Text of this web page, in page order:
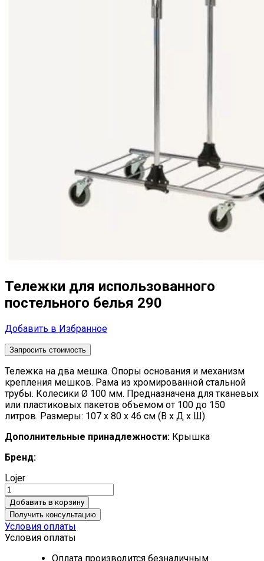
Тележки для использованного
постельного белья 290
Добавить в Избранное
Запросить стоимость
Тележка на два мешка. Опоры основания и механизм
крепления мешков. Рама из хромированной стальной
трубы. Колесики Ø 100 мм. Предназначена для тканевых
или пластиковых пакетов объемом от 100 до 150
литров. Размеры: 107 x 80 x 46 см (В x Д x Ш).
Дополнительные принадлежности: Крышка
Бренд:
Lojer
Добавить в корзину
Получить консультацию
Условия оплаты
Условия оплаты
Оплата производится безналичным